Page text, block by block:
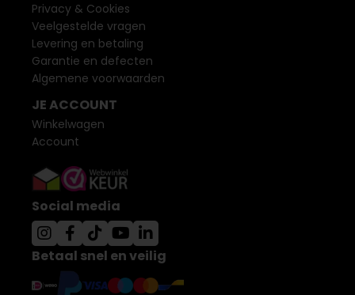
Privacy & Cookies
Veelgestelde vragen
Levering en betaling
Garantie en defecten
Algemene voorwaarden
JE ACCOUNT
Winkelwagen
Account
Social media
Betaal snel en veilig